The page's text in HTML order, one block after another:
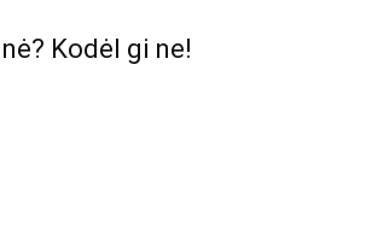
Kodėl gi ne!